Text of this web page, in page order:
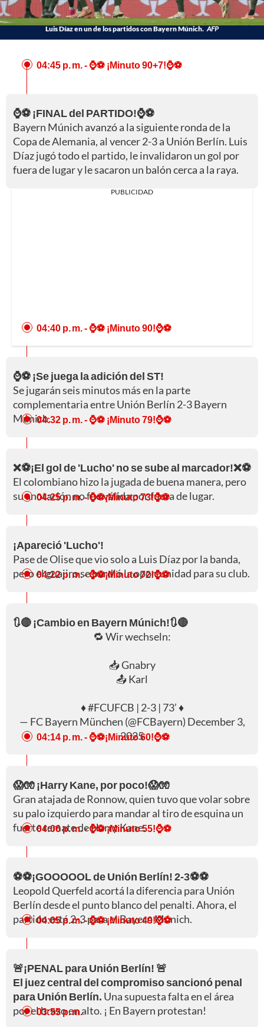
Luis Díaz en un de los partidos con Bayern Múnich. AFP
04:45 p. m.- ⌚⚽ ¡Minuto 90+7!⌚⚽
⌚⚽ ¡FINAL del PARTIDO!⌚⚽
Bayern Múnich avanzó a la siguiente ronda de la
Copa de Alemania, al vencer 2-3 a Unión Berlín. Luis
Díaz jugó todo el partido, le invalidaron un gol por
fuera de lugar y le sacaron un balón cerca a la raya.
PUBLICIDAD
04:40 p. m.- ⌚⚽ ¡Minuto 90!⌚⚽
⌚⚽ ¡Se juega la adición del ST!
Se jugarán seis minutos más en la parte
complementaria entre Unión Berlín 2-3 Bayern
Múnich.04:32 p. m.- ⌚⚽ ¡Minuto 79!⌚⚽
❌⚽¡El gol de 'Lucho' no se sube al marcador!❌⚽
El colombiano hizo la jugada de buena manera, pero
su anotación no fue válida por fuera de lugar.
04:25 p. m.- ⌚⚽¡Minuto 73!⌚⚽
¡Apareció 'Lucho'!
Pase de Olise que vio solo a Luis Díaz por la banda,
pero el guajiro se perdió la oportunidad para su club.
04:22 p. m.- ⌚⚽¡Minuto 72!⌚⚽
🔃🔴 ¡Cambio en Bayern Múnich!🔃🔴
🔁 Wir wechseln:
📥 Gnabry
📤 Karl
♦️#FCUFCB | 2-3 | 73’ ♦️
— FC Bayern München (@FCBayern) December 3,
2025
04:14 p. m.- ⌚⚽¡Minuto 60!⌚⚽
😱🧤 ¡Harry Kane, por poco!😱🧤
Gran atajada de Ronnow, quien tuvo que volar sobre
su palo izquierdo para mandar al tiro de esquina un
fuerte remate de Harry Kane.
04:06 p. m.- ⌚⚽ ¡Minuto 55!⌚⚽
⚽⚽¡GOOOOOL de Unión Berlín! 2-3⚽⚽
Leopold Querfeld acortá la diferencia para Unión
Berlín desde el punto blanco del penalti. Ahora, el
partido está 2-3 para el Bayern Múnich.
04:05 p. m.- ⌚⚽ ¡Minuto 49!⌚⚽
🚨¡PENAL para Unión Berlín! 🚨
El juez central del compromiso sancionó penal
para Unión Berlín. Una supuesta falta en el área
por el brazo en alto. ¡ En Bayern protestan!
03:55 p. m.